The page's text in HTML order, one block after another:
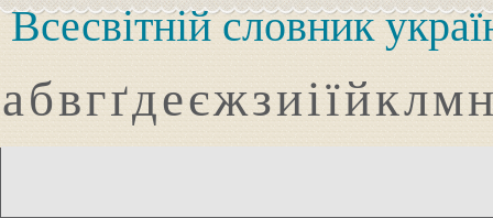
Всесвітній словник
абвгґдеєжзиіїйклмн